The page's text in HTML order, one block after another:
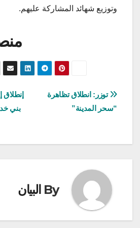
وتوزيع شهائد المشاركة عليهم.
تصفّح
المقالات
بني
توزر: انطلاق تظاهرة
“سحر المدينة”
By البيان